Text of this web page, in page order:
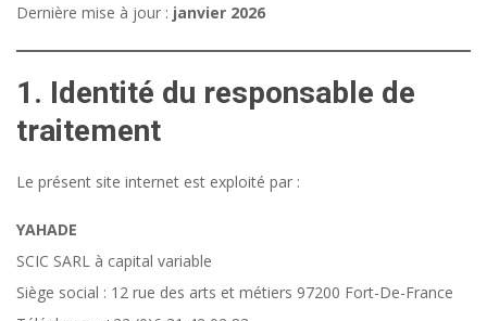
Dernière mise à jour : janvier 2026
1. Identité du responsable de
traitement
Le présent site internet est exploité par :
YAHADE
SCIC SARL à capital variable
Siège social : 12 rue des arts et métiers 97200 Fort-De-France